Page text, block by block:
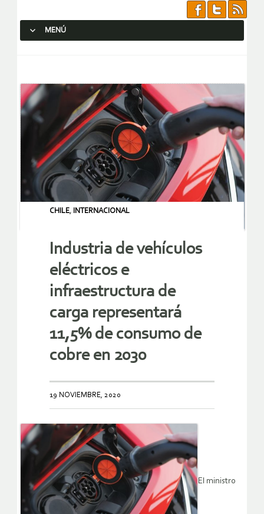
MENÚ
CHILE, INTERNACIONAL
Industria de vehículos
eléctricos e
infraestructura de
carga representará
11,5% de consumo de
cobre en 2030
19 NOVIEMBRE, 2020
El ministro